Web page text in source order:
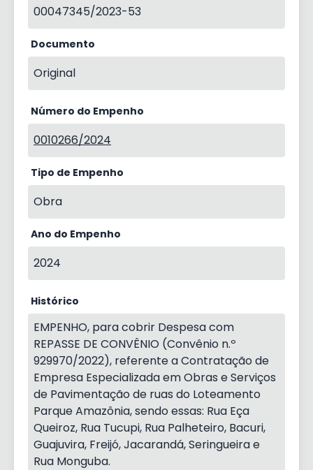
00047345/2023-53
Documento
Original
Número do Empenho
0010266/2024
Tipo de Empenho
Obra
Ano do Empenho
2024
Histórico
EMPENHO, para cobrir Despesa com
REPASSE DE CONVÊNIO (Convênio n.º
929970/2022), referente a Contratação de
Empresa Especializada em Obras e Serviços
de Pavimentação de ruas do Loteamento
Parque Amazônia, sendo essas: Rua Eça
Queiroz, Rua Tucupi, Rua Palheteiro, Bacuri,
Guajuvira, Freijó, Jacarandá, Seringueira e
Rua Monguba.